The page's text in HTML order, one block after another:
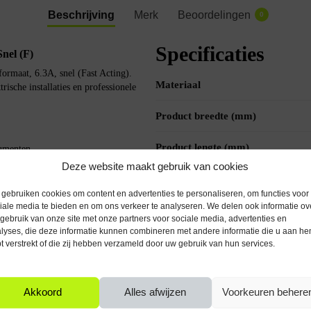
Deze website maakt gebruik van cookies
gebruiken cookies om content en advertenties te personaliseren, om functies voor
media te bieden en om ons verkeer te analyseren. We delen ook informatie
van onze site met onze partners voor sociale media, advertenties en
die deze informatie kunnen combineren met andere informatie die u aan
verstrekt of die zij hebben verzameld door uw gebruik van hun services.
Akkoord Alles afwijzen Voorkeuren
Beschrijving Merk Beoordelingen 0
(F)
6.3A, snel (Fast Acting).
installaties en professionele
is
Specificaties
Materiaal
Product breedte (mm)
Product lengte (mm)
Ampère (A)
Gewicht